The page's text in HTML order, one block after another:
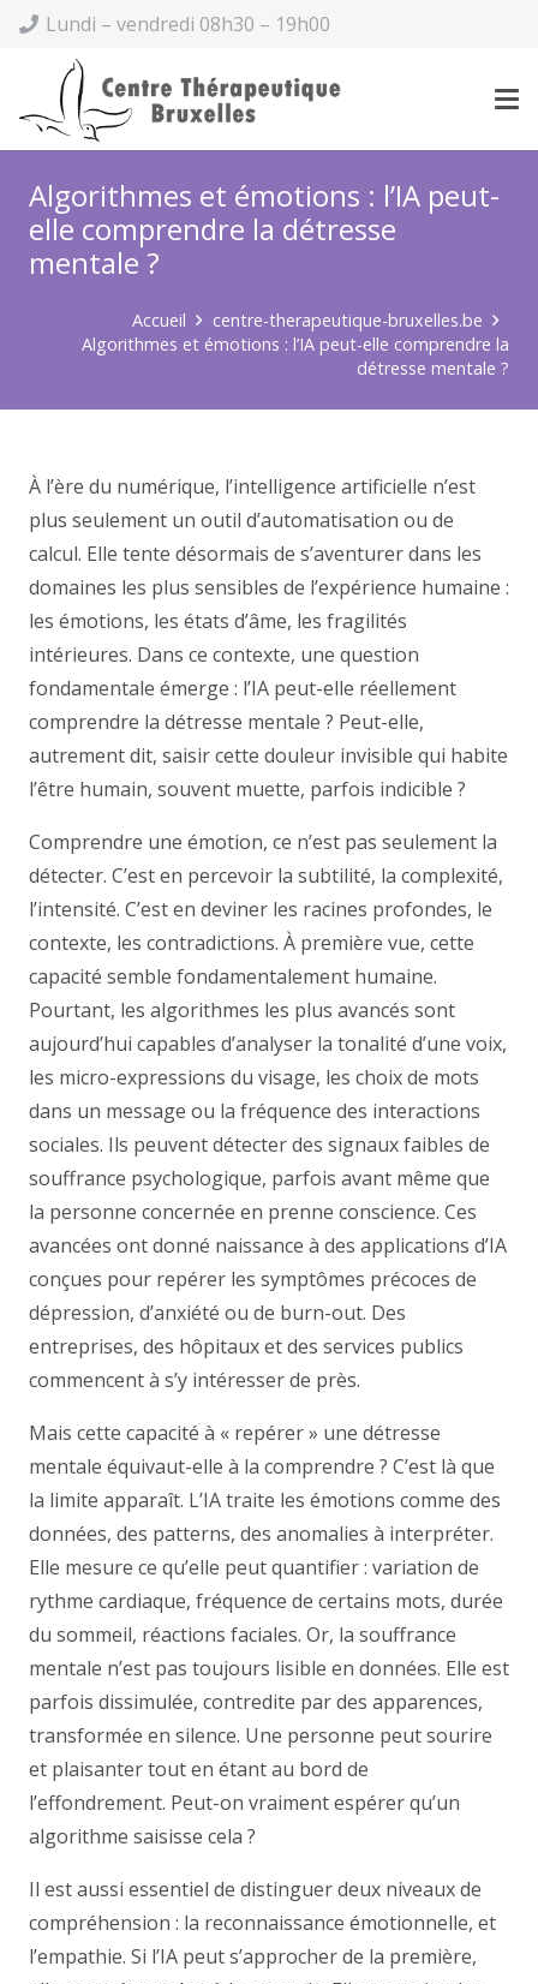
Lundi – vendredi 08h30 – 19h00
Algorithmes et émotions : l’IA peut-
elle comprendre la détresse
mentale ?
Accueil
centre-therapeutique-bruxelles.be
Algorithmes et émotions : l’IA peut-elle comprendre la
détresse mentale ?
À l’ère du numérique, l’intelligence artificielle n’est
plus seulement un outil d’automatisation ou de
calcul. Elle tente désormais de s’aventurer dans les
domaines les plus sensibles de l’expérience humaine :
les émotions, les états d’âme, les fragilités
intérieures. Dans ce contexte, une question
fondamentale émerge : l’IA peut-elle réellement
comprendre la détresse mentale ? Peut-elle,
autrement dit, saisir cette douleur invisible qui habite
l’être humain, souvent muette, parfois indicible ?
Comprendre une émotion, ce n’est pas seulement la
détecter. C’est en percevoir la subtilité, la complexité,
l’intensité. C’est en deviner les racines profondes, le
contexte, les contradictions. À première vue, cette
capacité semble fondamentalement humaine.
Pourtant, les algorithmes les plus avancés sont
aujourd’hui capables d’analyser la tonalité d’une voix,
les micro-expressions du visage, les choix de mots
dans un message ou la fréquence des interactions
sociales. Ils peuvent détecter des signaux faibles de
souffrance psychologique, parfois avant même que
la personne concernée en prenne conscience. Ces
avancées ont donné naissance à des applications d’IA
conçues pour repérer les symptômes précoces de
dépression, d’anxiété ou de burn-out. Des
entreprises, des hôpitaux et des services publics
commencent à s’y intéresser de près.
Mais cette capacité à « repérer » une détresse
mentale équivaut-elle à la comprendre ? C’est là que
la limite apparaît. L’IA traite les émotions comme des
données, des patterns, des anomalies à interpréter.
Elle mesure ce qu’elle peut quantifier : variation de
rythme cardiaque, fréquence de certains mots, durée
du sommeil, réactions faciales. Or, la souffrance
mentale n’est pas toujours lisible en données. Elle est
parfois dissimulée, contredite par des apparences,
transformée en silence. Une personne peut sourire
et plaisanter tout en étant au bord de
l’effondrement. Peut-on vraiment espérer qu’un
algorithme saisisse cela ?
Il est aussi essentiel de distinguer deux niveaux de
compréhension : la reconnaissance émotionnelle, et
l’empathie. Si l’IA peut s’approcher de la première,